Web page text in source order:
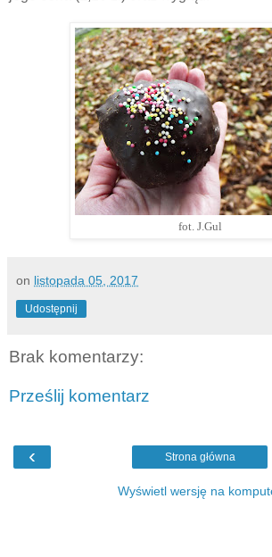
fot. J.Gul
on listopada 05, 2017
Udostępnij
Brak komentarzy:
Prześlij komentarz
‹ Strona główna
Wyświetl wersję na